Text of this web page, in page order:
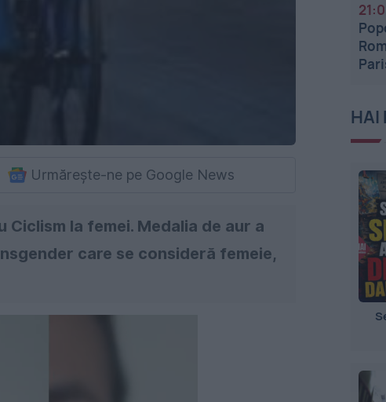
Urmărește-ne pe Google News
la femei. Medalia de aur a
care se consideră femeie,
HAI